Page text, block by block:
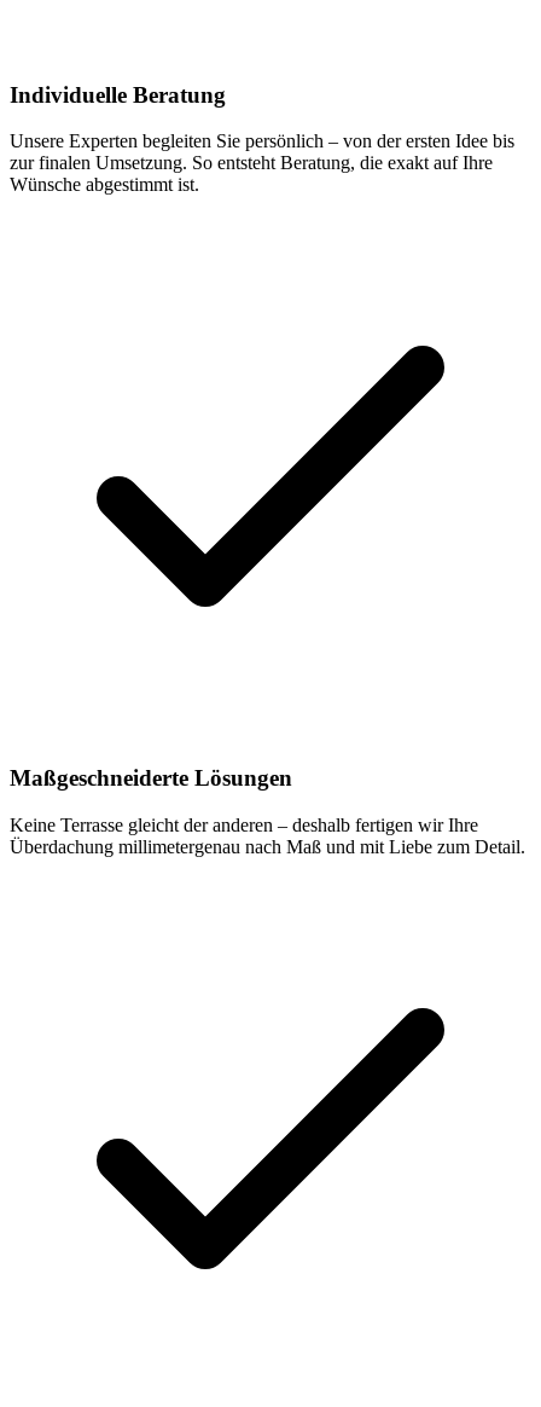
Individuelle Beratung
Unsere Experten begleiten Sie persönlich – von der ersten Idee bis
zur finalen Umsetzung. So entsteht Beratung, die exakt auf Ihre
Wünsche abgestimmt ist.
Maßgeschneiderte Lösungen
Keine Terrasse gleicht der anderen – deshalb fertigen wir Ihre
Überdachung millimetergenau nach Maß und mit Liebe zum Detail.